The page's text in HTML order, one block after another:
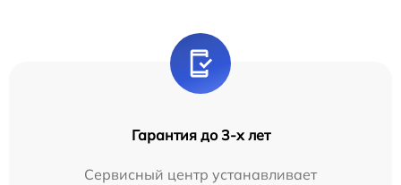
Гарантия до 3-х лет
Сервисный центр устанавливает